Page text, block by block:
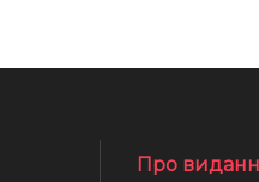
Про